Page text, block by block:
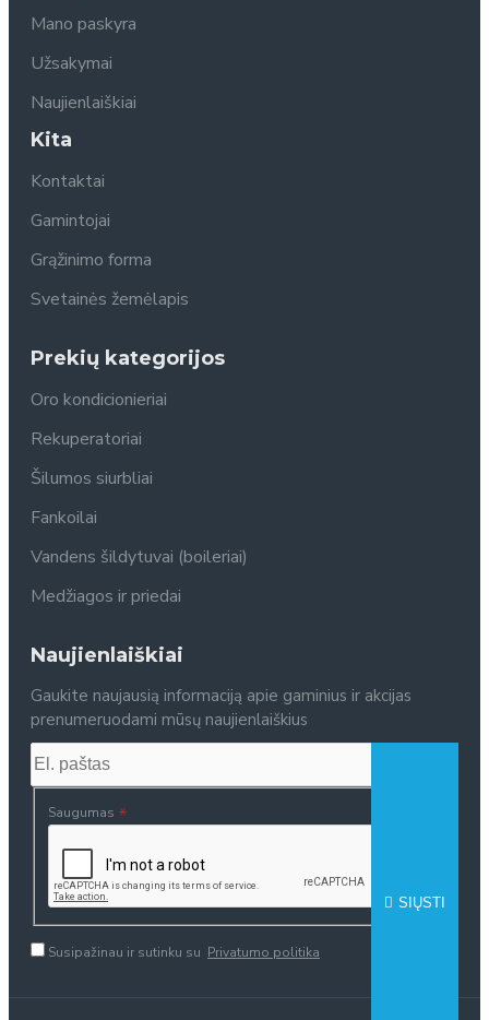
Mano paskyra
Užsakymai
Naujienlaiškiai
Kita
Kontaktai
Gamintojai
Grąžinimo forma
Svetainės žemėlapis
Prekių kategorijos
Oro kondicionieriai
Rekuperatoriai
Šilumos siurbliai
Fankoilai
Vandens šildytuvai (boileriai)
Medžiagos ir priedai
Naujienlaiškiai
Gaukite naujausią informaciją apie gaminius ir akcijas
prenumeruodami mūsų naujienlaiškius
SIŲSTI
Saugumas
Susipažinau ir sutinku su Privatumo politika